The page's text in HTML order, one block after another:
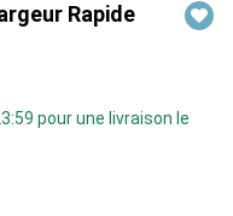
Rapide
pour une livraison le